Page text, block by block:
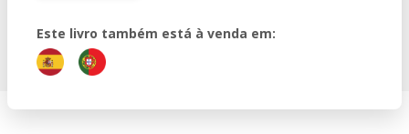
Este livro também está à venda em: